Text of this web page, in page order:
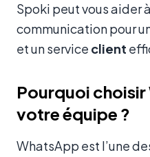
Spoki peut vous aider
communication pour
et un service client
Pourquoi
votre équipe ?
WhatsApp est l’une